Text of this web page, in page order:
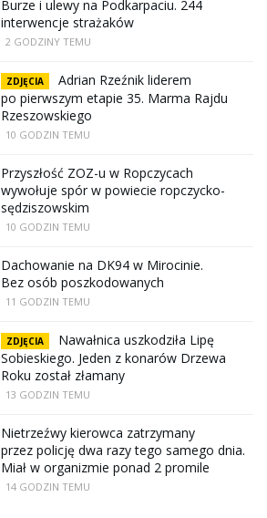
Burze i ulewy na Podkarpaciu. 244
interwencje strażaków
2 GODZINY TEMU
ZDJĘCIA
Adrian Rzeźnik liderem
po pierwszym etapie 35. Marma Rajdu
Rzeszowskiego
10 GODZIN TEMU
Przyszłość ZOZ-u w Ropczycach
wywołuje spór w powiecie ropczycko-
sędziszowskim
10 GODZIN TEMU
Dachowanie na DK94 w Mirocinie.
Bez osób poszkodowanych
11 GODZIN TEMU
ZDJĘCIA
Nawałnica uszkodziła Lipę
Sobieskiego. Jeden z konarów Drzewa
Roku został złamany
13 GODZIN TEMU
Nietrzeźwy kierowca zatrzymany
przez policję dwa razy tego samego dnia.
Miał w organizmie ponad 2 promile
14 GODZIN TEMU